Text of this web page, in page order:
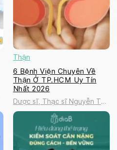
Thận
6 Bệnh Viện Chuyên Về
Thận Ở TP.HCM Uy Tín
Nhất 2026
Dược sĩ, Thạc sĩ Nguyễn Thị
Thanh Tú